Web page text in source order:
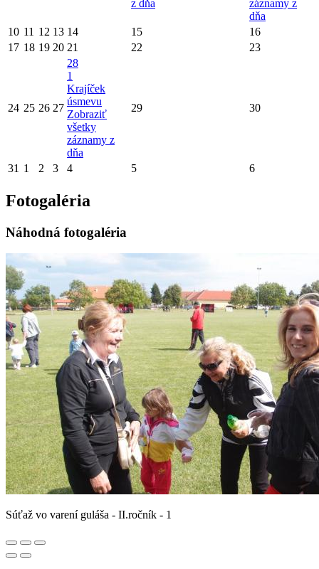
z dňa
záznamy z
dňa
10 11 12 13 14 15
16
17 18 19 20 21 22 23
24 25 26 27
28
1
Krajíček
úsmevu
Zobraziť
všetky
záznamy z
dňa
29 30
31 1 2 3 4 5 6
Fotogaléria
Náhodná fotogaléria
Súťaž vo varení guláša - II.ročník - 1